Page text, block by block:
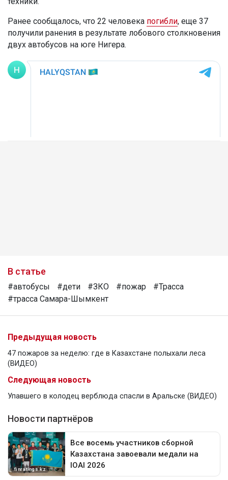
Ранее сообщалось, что 22 человека погибли, еще 37
получили ранения в результате лобового столкновения
двух автобусов на юге Нигера.